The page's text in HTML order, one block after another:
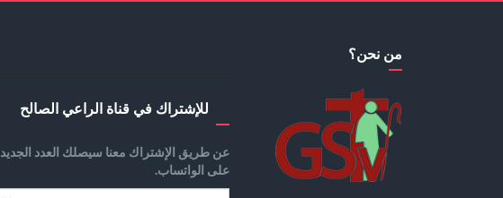
من نحن؟
للإشتراك في قناة الراعي الصالح
عن طريق الإشتراك معنا سيصلك العدد الجديد
على الواتساب.